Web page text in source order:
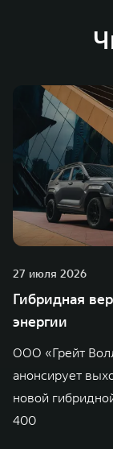
27 июля 2026
Гибридная
энергии
ООО «Грейт
анонсирует
новой
400